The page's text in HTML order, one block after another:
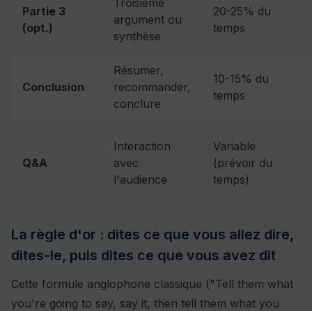
Partie 3
(opt.)
Troisième
argument ou
synthèse
20-25% du
temps
Conclusion
Résumer,
recommander,
conclure
10-15% du
temps
Q&A
Interaction
avec
l'audience
Variable
(prévoir du
temps)
La règle d'or : dites ce que vous allez dire,
dites-le, puis dites ce que vous avez dit
Cette formule anglophone classique ("Tell them what
you're going to say, say it, then tell them what you